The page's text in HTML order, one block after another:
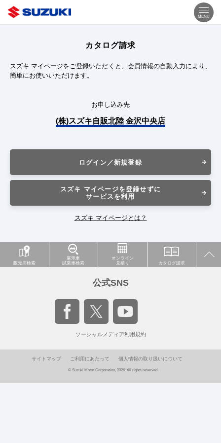
MENU
カタログ請求
スズキ マイページをご登録いただくと、会員情報の自動入力により、
簡単にお使いいただけます。
お申し込み先
(株)スズキ自販北陸 金沢中央店
ログイン／新規登録
スズキ マイページを登録せずに
サービスを利用
スズキ マイページとは？
販売店検索
展示車
試乗車検索
オンライン
見積り
カタログ請求
公式SNS
ソーシャルメディア利用規約
サイトマップ ご利用にあたって 個人情報の取り扱いについて
© Suzuki Motor Corporation, 2026. All rights reserved.